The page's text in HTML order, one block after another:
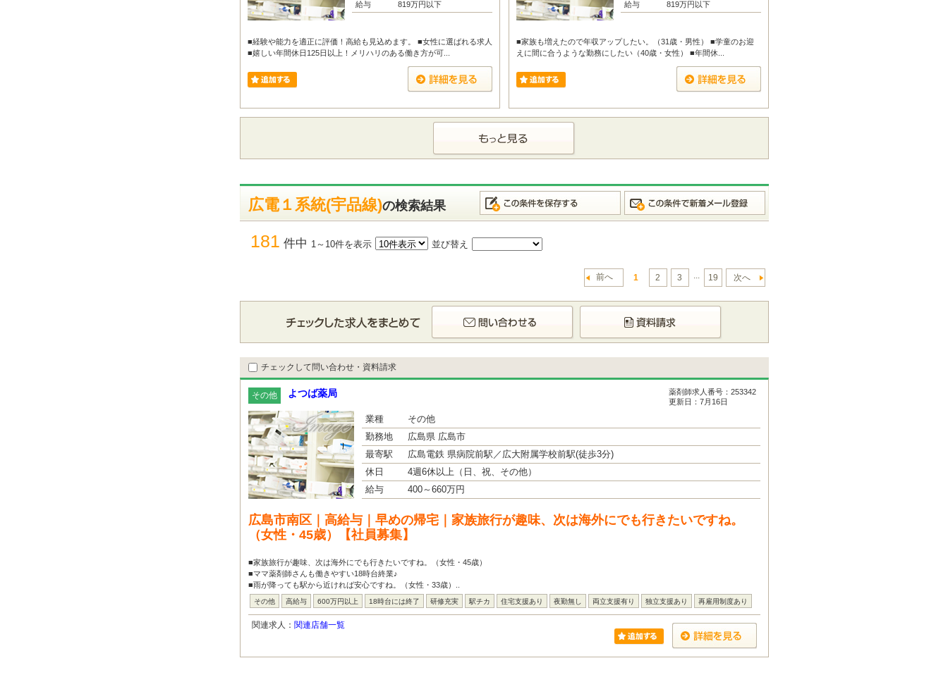
給与
819万円以下
■経験や能力を適正に評価！高給も見込めます。 ■女性に選ばれる求人
■嬉しい年間休日125日以上！メリハリのある働き方が可...
給与
819万円以下
■家族も増えたので年収アップしたい。（31歳・男性） ■学童のお迎
えに間に合うような勤務にしたい（40歳・女性） ■年間休...
広電１系統(宇品線)の検索結果
181 件中 1～10件を表示 並び替え
前へ 1 2 3 ... 19 次へ
チェックして問い合わせ・資料請求
その他 よつば薬局
薬剤師求人番号：253342
更新日：7月16日
業種
その他
勤務地
広島県 広島市
最寄駅
広島電鉄 県病院前駅／広大附属学校前駅(徒歩3分)
休日
4週6休以上（日、祝、その他）
給与
400～660万円
広島市南区｜高給与｜早めの帰宅｜家族旅行が趣味、次は海外にでも行きたいですね。
（女性・45歳）【社員募集】
■家族旅行が趣味、次は海外にでも行きたいですね。（女性・45歳）
■ママ薬剤師さんも働きやすい18時台終業♪
■雨が降っても駅から近ければ安心ですね。（女性・33歳）..
その他 高給与 600万円以上 18時台には終了 研修充実 駅チカ 住宅支援あり 夜勤無し 両立支援有り 独立支援あり 再雇用制度あり
関連求人： 関連店舗一覧